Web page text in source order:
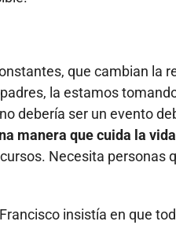
que cambian la
la estamos
debería ser un evento
manera que cuida la
Necesita personas
insistía en que